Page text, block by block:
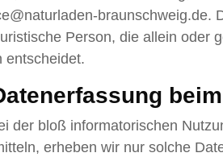
braunschweig.de.
Person, die allein oder
entscheidet.
der bloß informatorischen
erheben wir nur solche